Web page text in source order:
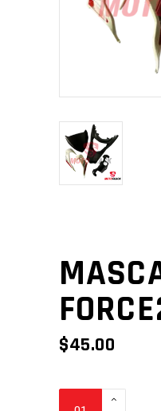
$45.00
MASCARILLA